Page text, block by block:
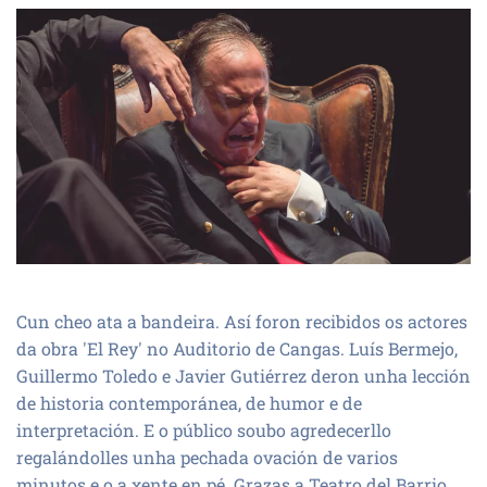
Cun cheo ata a bandeira. Así foron recibidos os actores
da obra 'El Rey' no Auditorio de Cangas. Luís Bermejo,
Guillermo Toledo e Javier Gutiérrez deron unha lección
de historia contemporánea, de humor e de
interpretación. E o público soubo agredecerllo
regalándolles unha pechada ovación de varios